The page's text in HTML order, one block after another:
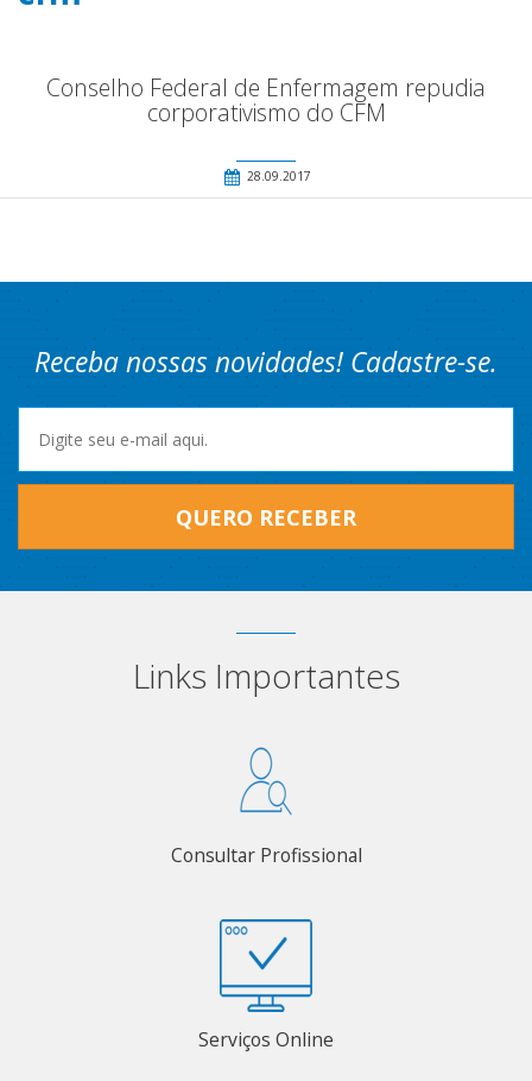
Conselho Federal de Enfermagem repudia
corporativismo do CFM
28.09.2017
Receba nossas novidades! Cadastre-se.
QUERO RECEBER
Links Importantes
Consultar Profissional
Serviços Online